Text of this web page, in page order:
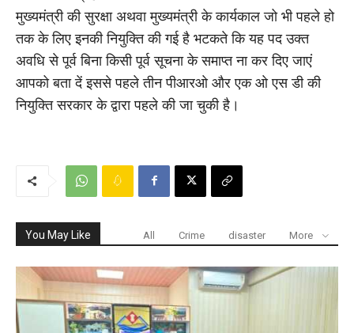
मुख्यमंत्री की सुरक्षा अथवा मुख्यमंत्री के कार्यकाल जो भी पहले हो
तक के लिए इनकी नियुक्ति की गई है भटकते कि यह पद उक्त
अवधि से पूर्व बिना किसी पूर्व सूचना के समाप्त ना कर दिए जाएं
आपको बता दें इससे पहले तीन पीआरओ और एक ओ एस डी की
नियुक्ति सरकार के द्वारा पहले की जा चुकी है।
You May Like All Crime disaster More